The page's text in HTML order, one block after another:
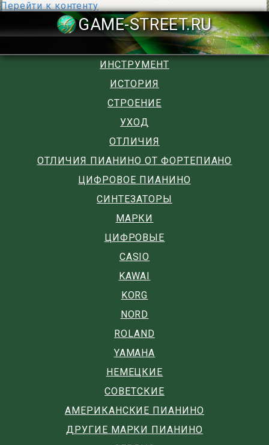
Перейти к контенту
GAME-
ИНСТРУМЕНТ
ИСТОРИЯ
СТРОЕНИЕ
УХОД
ОТЛИЧИЯ
ОТЛИЧИЯ ПИАНИНО ОТ ФОРТЕПИАНО
ЦИФРОВОЕ ПИАНИНО
СИНТЕЗАТОРЫ
МАРКИ
ЦИФРОВЫЕ
CASIO
KAWAI
KORG
NORD
ROLAND
YAMAHA
НЕМЕЦКИЕ
СОВЕТСКИЕ
АМЕРИКАНСКИЕ ПИАНИНО
ДРУГИЕ МАРКИ ПИАНИНО